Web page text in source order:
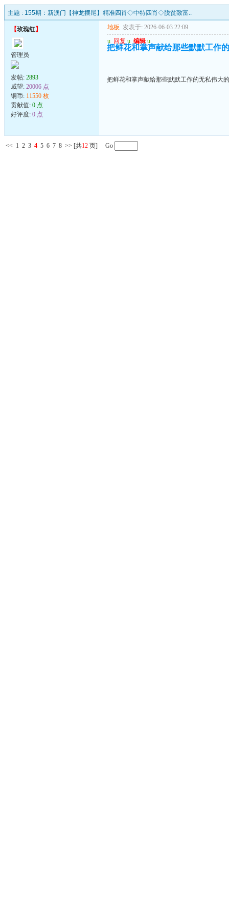
主题 : 155期：新澳门【神龙摆尾】精准四肖◇中特四肖◇脱贫致富..
【玫瑰红】
管理员
发帖: 2893
威望: 20006 点
铜币: 11550 枚
贡献值: 0 点
好评度: 0 点
地板 发表于: 2026-06-03 22:09
u 回复 u 编辑 u
把鲜花和掌声献给那些默默工作
把鲜花和掌声献给那些默默工作的无私伟大
<< 1 2 3 4 5 6 7 8 >> [共12 页] Go